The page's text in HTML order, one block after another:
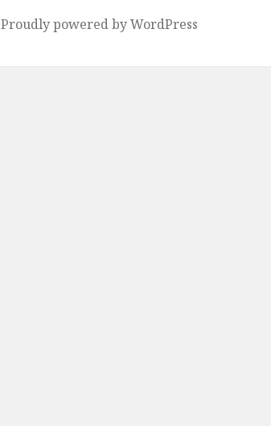
Proudly powered by WordPress